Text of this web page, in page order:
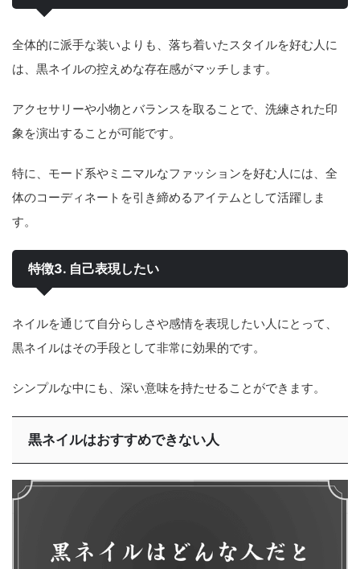
全体的に派手な装いよりも、落ち着いたスタイルを好む人に
は、黒ネイルの控えめな存在感がマッチします。
アクセサリーや小物とバランスを取ることで、洗練された印
象を演出することが可能です。
特に、モード系やミニマルなファッションを好む人には、全
体のコーディネートを引き締めるアイテムとして活躍しま
す。
特徴3. 自己表現したい
ネイルを通じて自分らしさや感情を表現したい人にとって、
黒ネイルはその手段として非常に効果的です。
シンプルな中にも、深い意味を持たせることができます。
黒ネイルはおすすめできない人